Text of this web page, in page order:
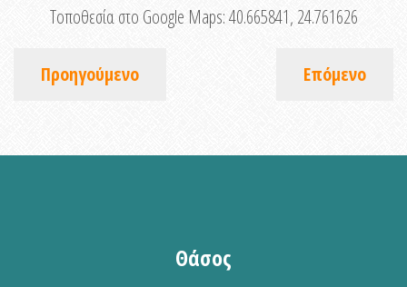
Τοποθεσία στο Google Maps:40.665841, 24.761626
Προηγούμενο Επόμενο
Θάσος